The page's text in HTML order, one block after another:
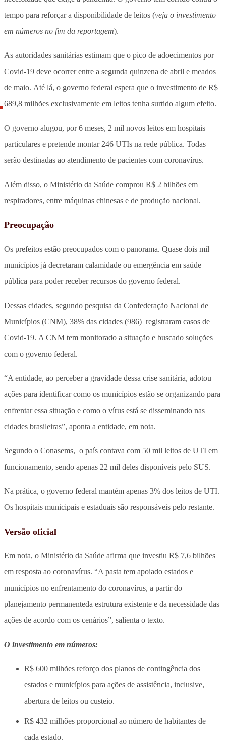
tempo para reforçar a disponibilidade de leitos (veja o investimento
em números no fim da reportagem).
As autoridades sanitárias estimam que o pico de adoecimentos por
Covid-19 deve ocorrer entre a segunda quinzena de abril e meados
de maio. Até lá, o governo federal espera que o investimento de R$
689,8 milhões exclusivamente em leitos tenha surtido algum efeito.
O governo alugou, por 6 meses, 2 mil novos leitos em hospitais
particulares e pretende montar 246 UTIs na rede pública. Todas
serão destinadas ao atendimento de pacientes com coronavírus.
Além disso, o Ministério da Saúde comprou R$ 2 bilhões em
respiradores, entre máquinas chinesas e de produção nacional.
Preocupação
Os prefeitos estão preocupados com o panorama. Quase dois mil
municípios já decretaram calamidade ou emergência em saúde
pública para poder receber recursos do governo federal.
Dessas cidades, segundo pesquisa da Confederação Nacional de
Municípios (CNM), 38% das cidades (986) registraram casos de
Covid-19. A CNM tem monitorado a situação e buscado soluções
com o governo federal.
“A entidade, ao perceber a gravidade dessa crise sanitária, adotou
ações para identificar como os municípios estão se organizando para
enfrentar essa situação e como o vírus está se disseminando nas
cidades brasileiras”, aponta a entidade, em nota.
Segundo o Conasems, o país contava com 50 mil leitos de UTI em
funcionamento, sendo apenas 22 mil deles disponíveis pelo SUS.
Na prática, o governo federal mantém apenas 3% dos leitos de UTI.
Os hospitais municipais e estaduais são responsáveis pelo restante.
Versão oficial
Em nota, o Ministério da Saúde afirma que investiu R$ 7,6 bilhões
em resposta ao coronavírus. “A pasta tem apoiado estados e
municípios no enfrentamento do coronavírus, a partir do
planejamento permanenteda estrutura existente e da necessidade das
ações de acordo com os cenários”, salienta o texto.
O investimento em números:
R$ 600 milhões reforço dos planos de contingência dos
estados e municípios para ações de assistência, inclusive,
abertura de leitos ou custeio.
R$ 432 milhões proporcional ao número de habitantes de
cada estado.